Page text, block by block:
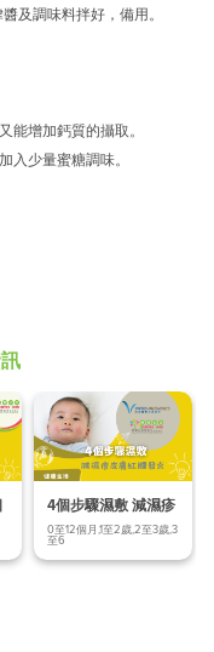
調味料拌好，備用。
能增加鈣質的攝取。
入少量蜜糖調味。
4個步驟濕敷 減濕疹
皮膚紅腫發炎
0至12個月,1至2歲,2至3歲,3
至6